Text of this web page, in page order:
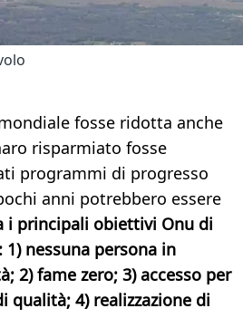
fosse ridotta anche
risparmiato fosse
programmi di progresso
anni potrebbero essere
i principali obiettivi Onu di
nessuna persona in
2) fame zero; 3) accesso per
qualità; 4) realizzazione di